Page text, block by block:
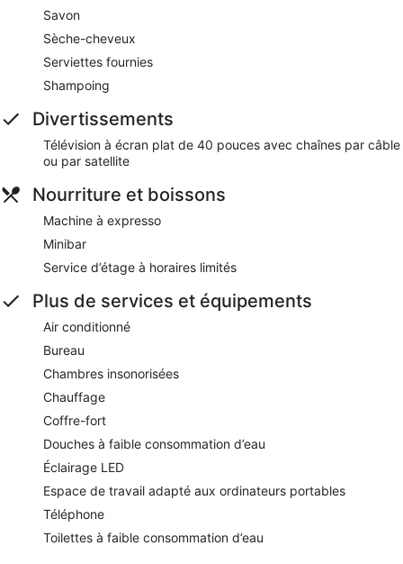
Savon
Sèche-cheveux
Serviettes fournies
Shampoing
Divertissements
Télévision à écran plat de 40 pouces avec chaînes par câble
ou par satellite
Nourriture et boissons
Machine à expresso
Minibar
Service d’étage à horaires limités
Plus de services et équipements
Air conditionné
Bureau
Chambres insonorisées
Chauffage
Coffre-fort
Douches à faible consommation d’eau
Éclairage LED
Espace de travail adapté aux ordinateurs portables
Téléphone
Toilettes à faible consommation d’eau